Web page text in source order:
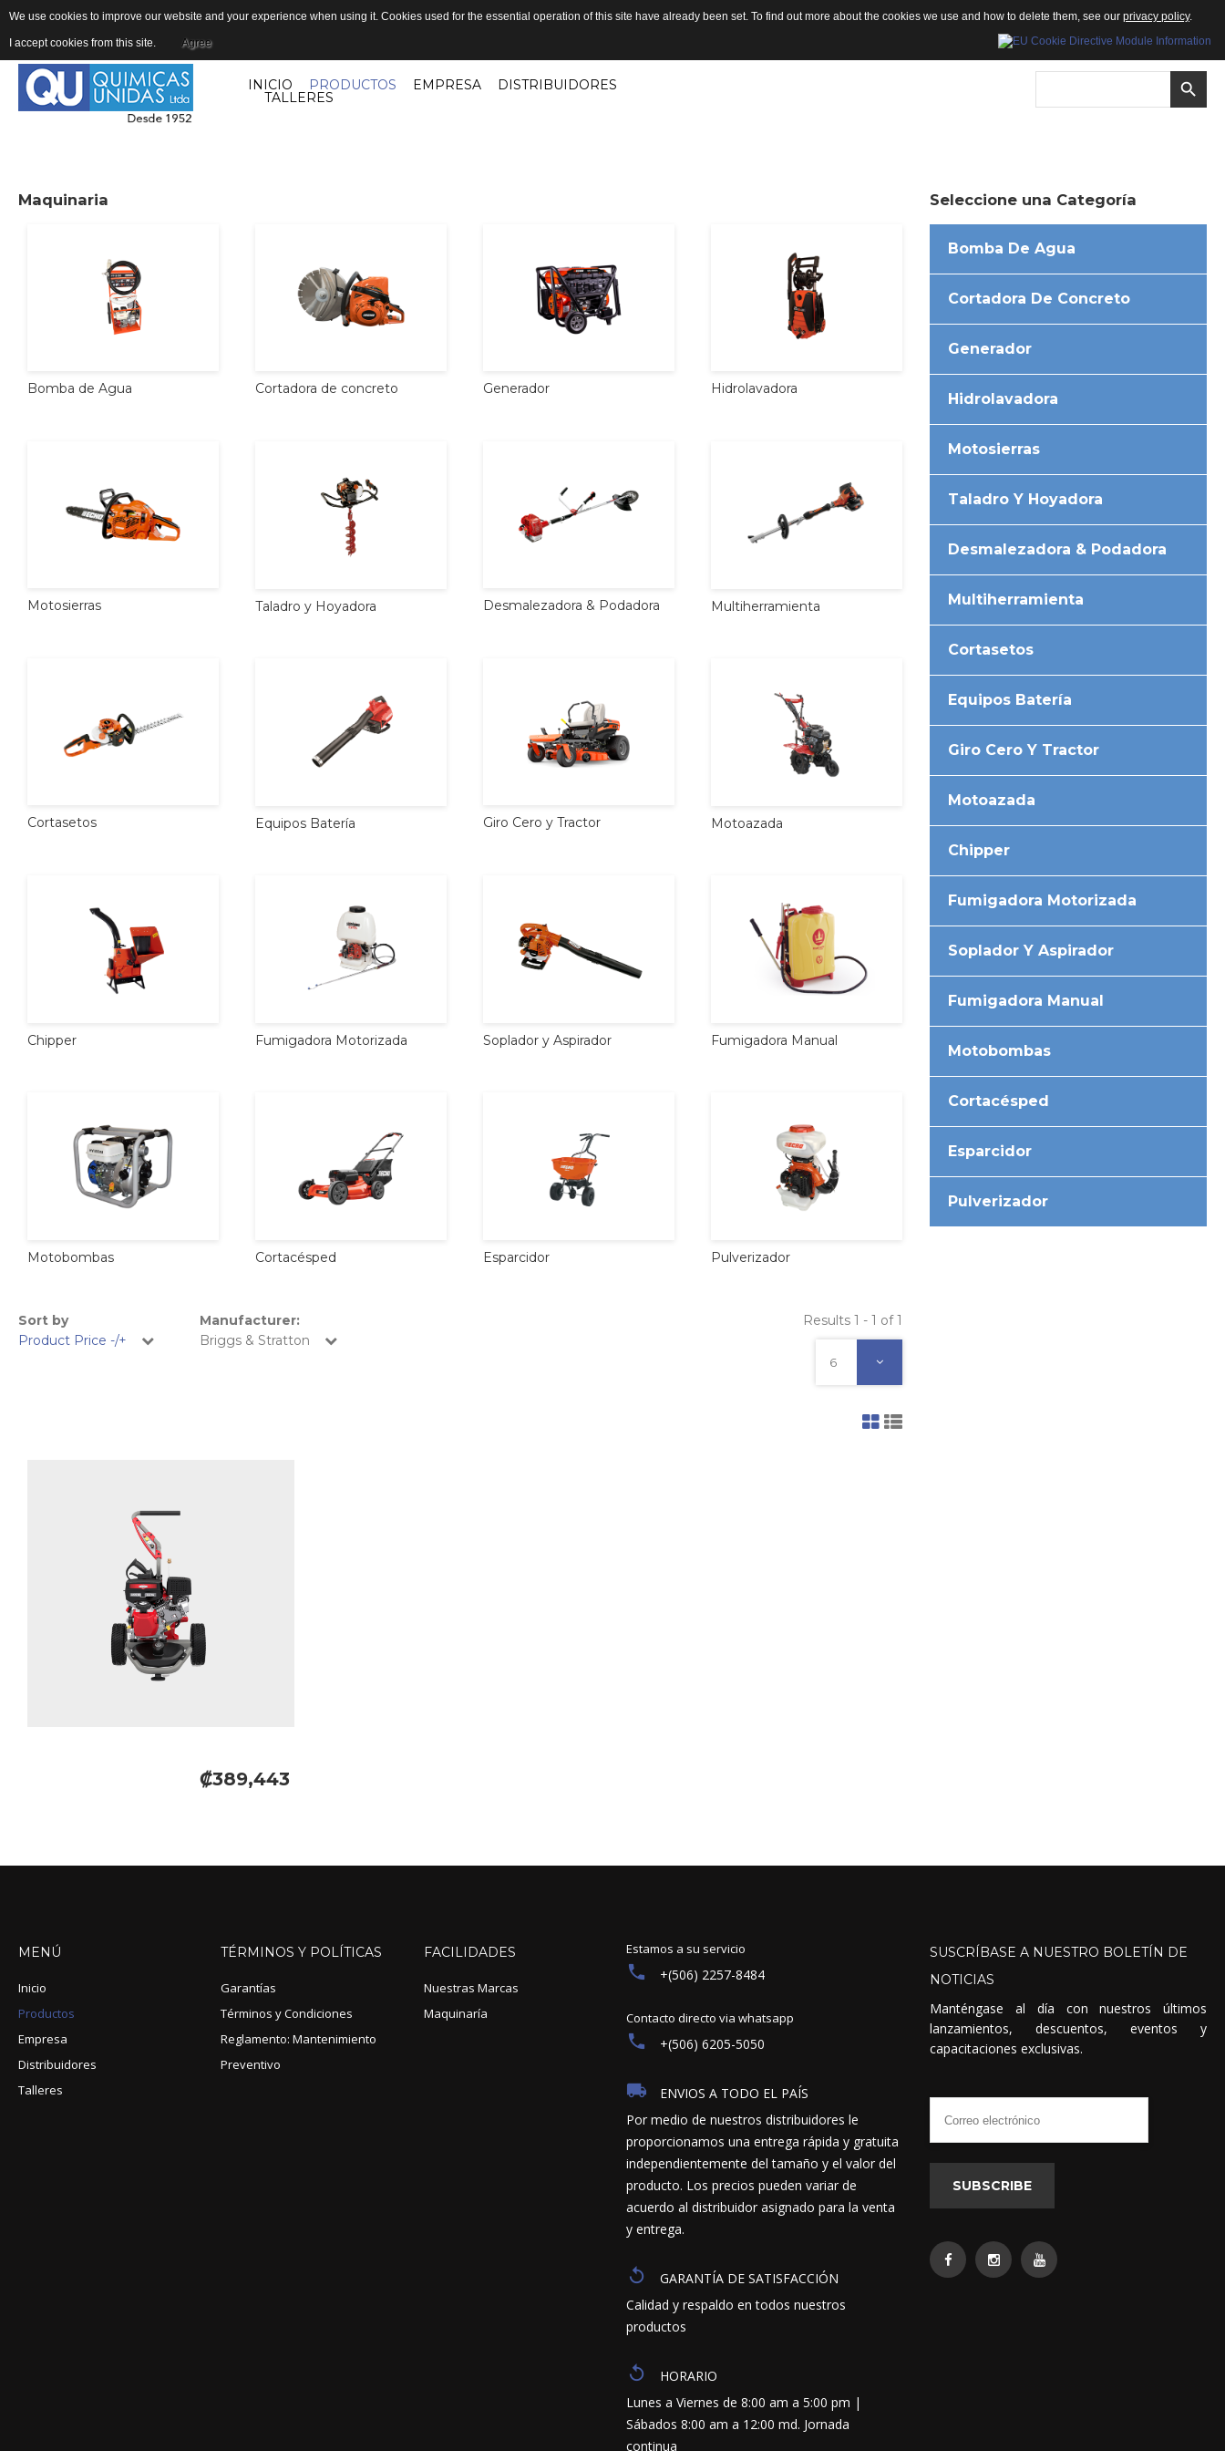
INICIO PRODUCTOS EMPRESA DISTRIBUIDORES
TALLERES
Maquinaria
Bomba de Agua Cortadora de concreto Generador Hidrolavadora
Motosierras Taladro y Hoyadora Desmalezadora & Podadora Multiherramienta
Cortasetos Equipos Batería Giro Cero y Tractor Motoazada
Chipper Fumigadora Motorizada Soplador y Aspirador Fumigadora Manual
Motobombas Cortacésped Esparcidor Pulverizador
Sort by
Product Price -/+
Manufacturer:
Briggs & Stratton
Results 1 - 1 of 1
6
₡389,443
Seleccione una Categoría
Bomba De Agua
Cortadora De Concreto
Generador
Hidrolavadora
Motosierras
Taladro Y Hoyadora
Desmalezadora & Podadora
Multiherramienta
Cortasetos
Equipos Batería
Giro Cero Y Tractor
Motoazada
Chipper
Fumigadora Motorizada
Soplador Y Aspirador
Fumigadora Manual
Motobombas
Cortacésped
Esparcidor
Pulverizador
MENÚ
Inicio
Productos
Empresa
Distribuidores
Talleres
TÉRMINOS Y POLÍTICAS
Garantías
Términos y Condiciones
Reglamento: Mantenimiento
Preventivo
FACILIDADES
Nuestras Marcas
Maquinaría
Estamos a su servicio
+(506) 2257-8484
Contacto directo via whatsapp
+(506) 6205-5050
ENVIOS A TODO EL PAÍS
Por medio de nuestros distribuidores le
proporcionamos una entrega rápida y gratuita
independientemente del tamaño y el valor del
producto. Los precios pueden variar de
acuerdo al distribuidor asignado para la venta
y entrega.
GARANTÍA DE SATISFACCIÓN
Calidad y respaldo en todos nuestros
productos
HORARIO
Lunes a Viernes de 8:00 am a 5:00 pm |
Sábados 8:00 am a 12:00 md. Jornada
continua
SUSCRÍBASE A NUESTRO BOLETÍN DE
NOTICIAS
Manténgase al día con nuestros últimos
lanzamientos, descuentos, eventos y
capacitaciones exclusivas.
SUBSCRIBE
We use cookies to improve our website and your experience when using it. Cookies used for the essential operation of this site have already been set. To find out more about the cookies we use and how to delete them, see our privacy policy.
I accept cookies from this site. Agree